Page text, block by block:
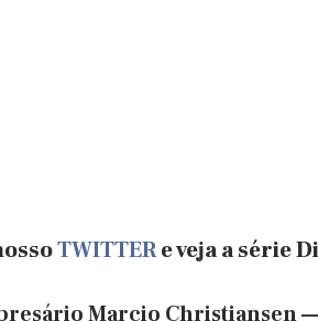
TWITTERe veja a série
Marcio Christiansen